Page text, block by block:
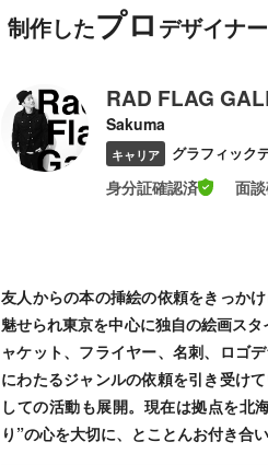
制作したプロ デザイナー
RAD FLAG
Sakuma
キャリア グラフィック
身分証確認済 面
友人からの本の挿絵の依頼をきっか
魅せられ東京を中心に独自の絵画ス
ャケット、フライヤー、名刺、ロゴ
にわたるジャンルの依頼を引き受け
しての活動も展開。現在は拠点を北
り”の心を大切に、とことんお付き合